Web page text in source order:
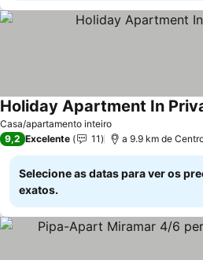
Casa/apartamento inteiro
Holiday Apartment In
9,2 Excelente 11 a 9.9 km de
Selecione as datas para ver os
exatos.